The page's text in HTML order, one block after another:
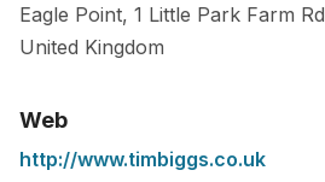
Eagle Point, 1 Little Park Farm Rd
United Kingdom
Web
http://www.timbiggs.co.uk